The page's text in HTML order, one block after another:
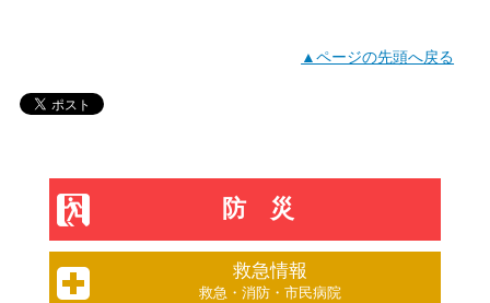
▲ページの先頭へ戻る
防災
救急情報
救急・消防・市民病院